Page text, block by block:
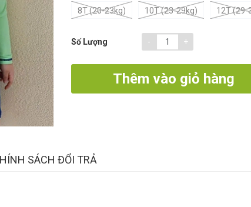
8T (20-23kg) 10T (23-29kg) 12T (29-
Số Lượng - +
Thêm vào giỏ hàng
SÁCH ĐỔI TRẢ